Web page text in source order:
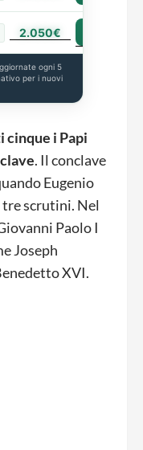
2.050€
ogni 5
per i nuovi
cinque i Papi
. Il conclave
Eugenio
tre scrutini. Nel
Paolo I
Joseph
XVI.